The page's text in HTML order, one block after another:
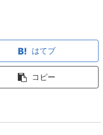
はてブ
コピー